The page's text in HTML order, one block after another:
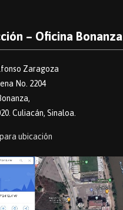
– Oficina Bonanza
Zaragoza
No. 2204
Culiacán, Sinaloa.
ubicación